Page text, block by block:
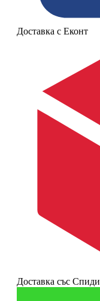
Доставка с Еконт
Доставка със Спиди